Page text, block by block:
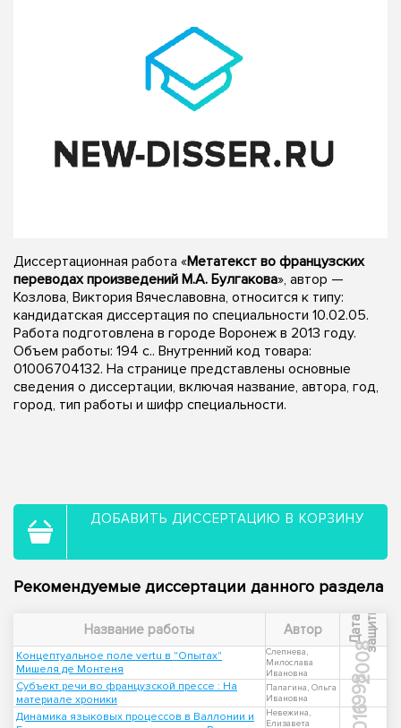
Диссертационная работа «Метатекст во французских
переводах произведений М.А. Булгакова», автор —
Козлова, Виктория Вячеславовна, относится к типу:
кандидатская диссертация по специальности 10.02.05.
Работа подготовлена в городе Воронеж в 2013 году.
Объем работы: 194 с.. Внутренний код товара:
01006704132. На странице представлены основные
сведения о диссертации, включая название, автора, год,
город, тип работы и шифр специальности.
ДОБАВИТЬ ДИССЕРТАЦИЮ В КОРЗИНУ
Рекомендуемые диссертации данного раздела
Название работы Автор Д
а
т
а
з
а
щ
и
ты
Концептуальное поле vertu в "Опытах"
Мишеля де Монтеня
Слепнева,
Милослава
Ивановна
2008
Субъект речи во французской прессе : На
материале хроники
Палагина, Ольга
Ивановна
1998
Динамика языковых процессов в Валлонии и
Невежина,
Елизавета